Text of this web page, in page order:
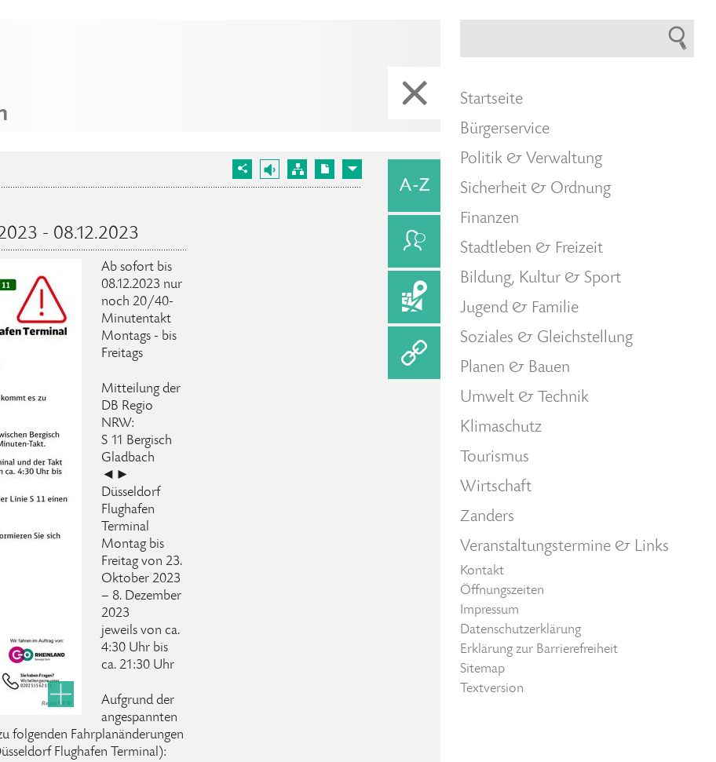
- 08.12.2023
Ab sofort bis
08.12.2023 nur
noch 20/40-
Minutentakt
Montags - bis
Freitags
Mitteilung der
DB Regio
NRW:
S 11 Bergisch
Gladbach
◄►
Düsseldorf
Flughafen
Terminal
Montag bis
Freitag von 23.
Oktober 2023
– 8. Dezember
2023
jeweils von ca.
4:30 Uhr bis
ca. 21:30 Uhr
Aufgrund der
angespannten
folgenden Fahrplanänderungen
Flughafen Terminal):
Startseite
Bürgerservice
Politik & Verwaltung
Sicherheit & Ordnung
Finanzen
Stadtleben & Freizeit
Bildung, Kultur & Sport
Jugend & Familie
Soziales & Gleichstellung
Planen & Bauen
Umwelt & Technik
Klimaschutz
Tourismus
Wirtschaft
Zanders
Veranstaltungstermine & Links
Kontakt
Öffnungszeiten
Impressum
Datenschutzerklärung
Erklärung zur Barrierefreiheit
Sitemap
Textversion